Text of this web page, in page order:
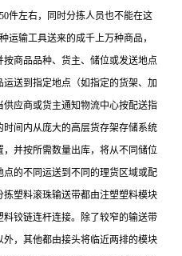
件左右，同时分拣人员也不能在这
运输工具送来的成千上万种商品，
商品品种、货主、储位或发送地点
送到指定地点（如指定的货架、加
应商或货主通知物流中心按配送指
间内从庞大的高层货存架存储系统
并按所需数量出库，将从不同储位
的不同运送到不同的理货区域或配
塑料滚珠输送带都由注塑塑料模块
铰链连杆连接。除了较窄的输送带
外，其他都由接头将临近两排的模块